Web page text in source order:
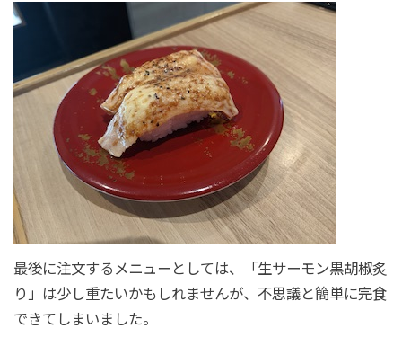
最後に注文するメニューとしては、「生サーモン黒胡椒炙
り」は少し重たいかもしれませんが、不思議と簡単に完食
できてしまいました。